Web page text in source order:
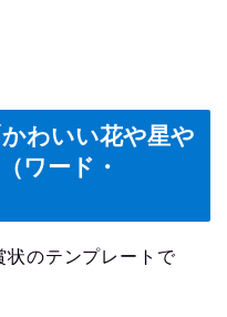
わいい花や星や
ワード・
状のテンプレートで